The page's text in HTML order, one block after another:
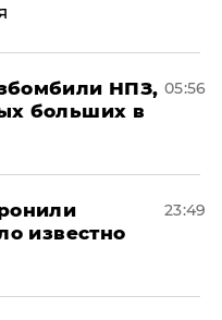
НПЗ,
больших в
05:56
известно
23:49